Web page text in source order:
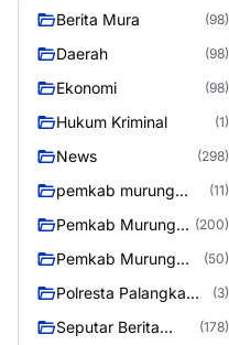
Berita Mura (98)
Daerah (98)
Ekonomi (98)
Hukum Kriminal (1)
News (298)
pemkab murung
(11)
Pemkab Murung
(200)
Pemkab Murung
(50)
Polresta Palangka
(3)
Seputar Berita
(178)